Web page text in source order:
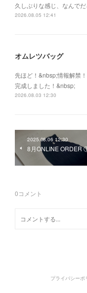
久しぶりな感じ、なんで
2026.08.05 12:41
オムレツバッグ
先ほど！&nbsp;情報解禁
完成しました！&nbsp;
2026.08.03 12:30
2025.08.06 12:30
8月ONLINE ORDER
0コメント
プライバシーポ